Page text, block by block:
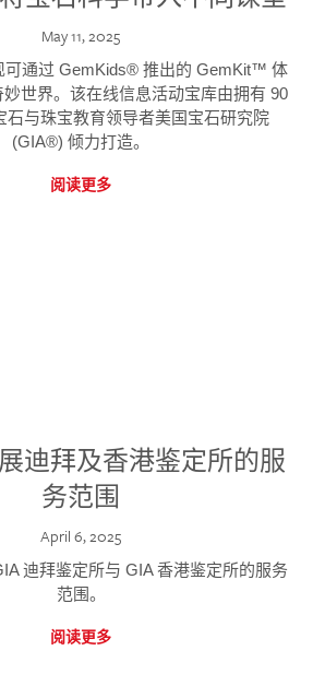
May 11, 2025
可通过 GemKids® 推出的 GemKit™ 体
世界。该在线信息活动宝库由拥有 90
石与珠宝教育领导者美国宝石研究院
(GIA®) 倾力打造。
阅读更多
迪拜及香港鉴定所的服
务范围
April 6, 2025
迪拜鉴定所与 GIA 香港鉴定所的服务
范围。
阅读更多